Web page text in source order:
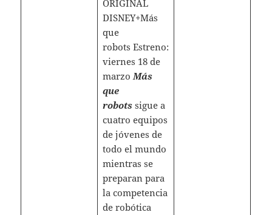
ORIGINAL
DISNEY+Más
que
robots Estreno:
viernes 18 de
marzoMás
que
robotssigue a
cuatro equipos
de jóvenes de
todo el mundo
mientras se
preparan para
la competencia
de robótica